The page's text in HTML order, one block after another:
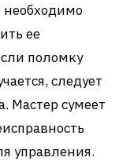
необходимо
ее
поломку
следует
Мастер сумеет
управления.